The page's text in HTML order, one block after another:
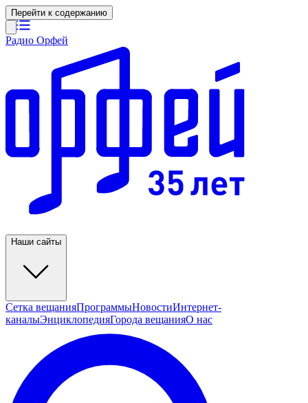
Перейти к содержанию
Радио Орфей
Наши сайты
Сетка вещанияПрограммыНовостиИнтернет-
каналыЭнциклопедияГорода вещанияО нас